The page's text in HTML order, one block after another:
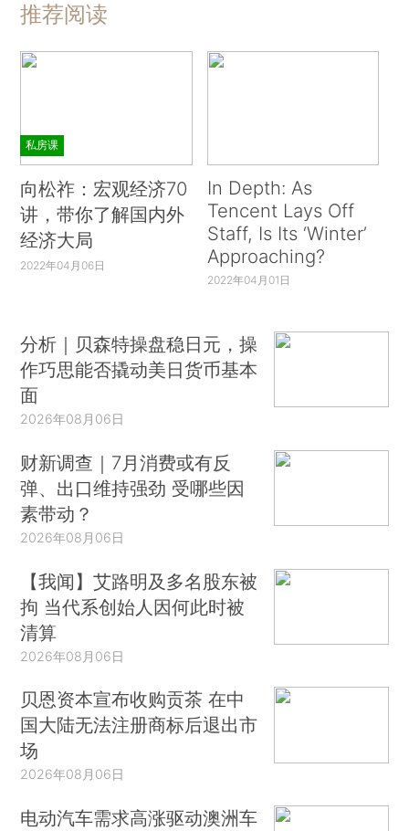
推荐阅读
私房课
向松祚：宏观经济70
讲，带你了解国内外
经济大局
2022年04月06日
In Depth: As
Tencent Lays Off
Staff, Is Its ‘Winter’
Approaching?
2022年04月01日
分析｜贝森特操盘稳日元，操
作巧思能否撬动美日货币基本
面
2026年08月06日
财新调查｜7月消费或有反
弹、出口维持强劲 受哪些因
素带动？
2026年08月06日
【我闻】艾路明及多名股东被
拘 当代系创始人因何此时被
清算
2026年08月06日
贝恩资本宣布收购贡茶 在中
国大陆无法注册商标后退出市
场
2026年08月06日
电动汽车需求高涨驱动澳洲车